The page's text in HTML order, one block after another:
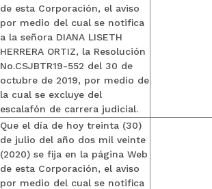
de esta Corporación, el aviso
por medio del cual se notifica
a la señora DIANA LISETH
HERRERA ORTIZ, la Resolución
No.CSJBTR19-552 del 30 de
octubre de 2019, por medio de
la cual se excluye del
escalafón de carrera judicial.
Que el día de hoy treinta (30)
de julio del año dos mil veinte
(2020) se fija en la página Web
de esta Corporación, el aviso
por medio del cual se notifica